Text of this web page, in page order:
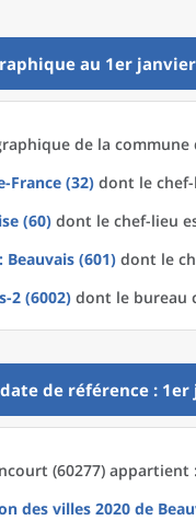
au 1er
de la commune
France (32) dont le
(60) dont le chef-lieu
: Beauvais (601) dont le
2 (6002) dont le bureau
de référence :
(60277) appartient :
des villes 2020 de